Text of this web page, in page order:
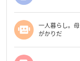
一人暮らし。
がかりだ